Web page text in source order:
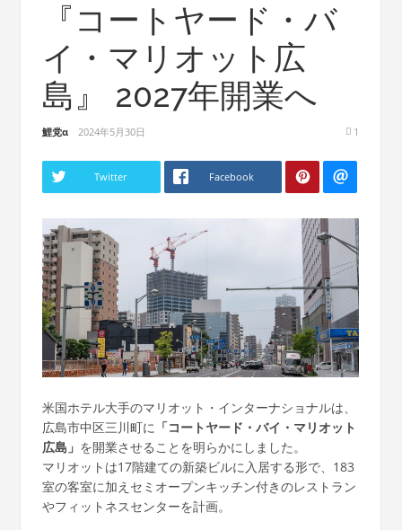
『コートヤード・バ
イ・マリオット広
島』 2027年開業へ
鯉党α 2024年5月30日 1
Twitter Facebook
米国ホテル大手のマリオット・インターナショナルは、
広島市中区三川町に 「コートヤード・バイ・マリオット
広島」 を開業させることを明らかにしました。
マリオットは17階建ての新築ビルに入居する形で、183
室の客室に加えセミオープンキッチン付きのレストラン
やフィットネスセンターを計画。